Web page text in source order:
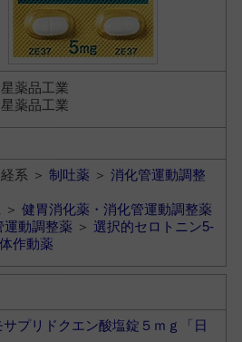
星薬品工業
星薬品工業
経系 ＞制吐薬 ＞消化管運動調整
＞健胃消化薬・消化管運動調整薬
運動調整薬 ＞選択的セロトニン5-
作動薬
サプリドクエン酸塩錠５ｍｇ「日